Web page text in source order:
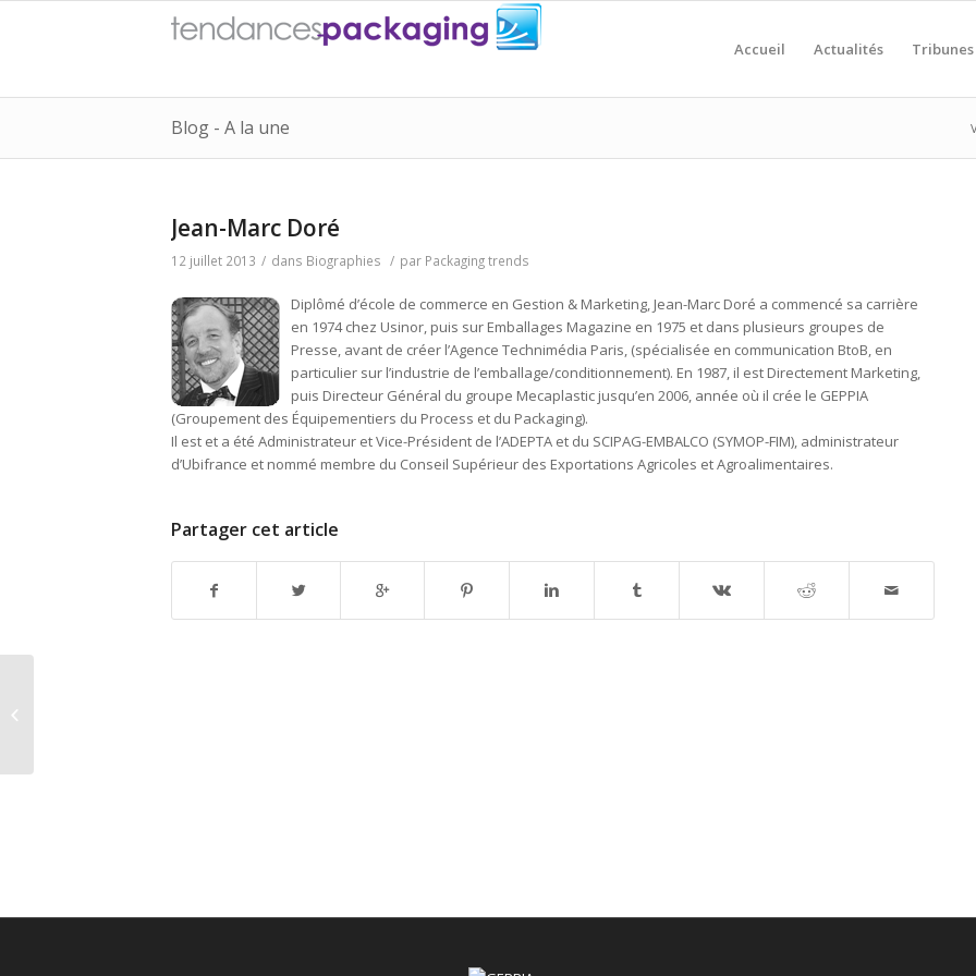
Accueil Actualités Tribunes
Blog - A la une
Jean-Marc Doré
12 juillet 2013 / dans Biographies / par Packaging trends
Diplômé d’école de commerce en Gestion & Marketing, Jean-Marc Doré a commencé sa carrière
en 1974 chez Usinor, puis sur Emballages Magazine en 1975 et dans plusieurs groupes de
Presse, avant de créer l’Agence Technimédia Paris, (spécialisée en communication BtoB, en
particulier sur l’industrie de l’emballage/conditionnement). En 1987, il est Directement Marketing,
puis Directeur Général du groupe Mecaplastic jusqu’en 2006, année où il crée le GEPPIA
(Groupement des Équipementiers du Process et du Packaging).
Il est et a été Administrateur et Vice-Président de l’ADEPTA et du SCIPAG-EMBALCO (SYMOP-FIM), administrateur
d’Ubifrance et nommé membre du Conseil Supérieur des Exportations Agricoles et Agroalimentaires.
Partager cet article